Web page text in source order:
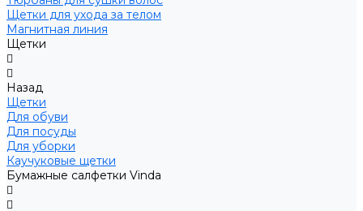
Щетки для ухода за телом
Магнитная линия
Щетки
Назад
Щетки
Для обуви
Для посуды
Для уборки
Каучуковые щетки
Бумажные салфетки Vinda